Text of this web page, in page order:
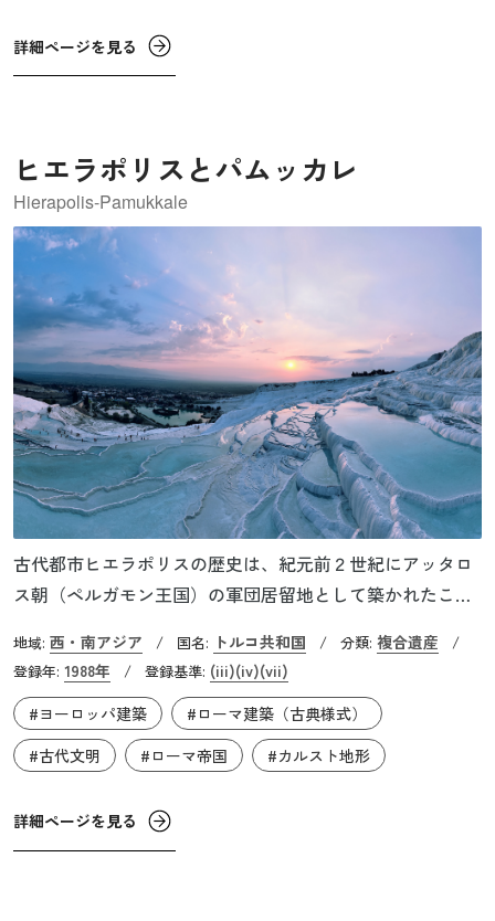
学や生態系学の研究に貢献してきた歴史があり、現在も薬
草の栽培や研究が行われています。
詳細ページを見る
ヒエラポリスとパムッカレ
Hierapolis-Pamukkale
古代都市ヒエラポリスの歴史は、紀元前２世紀にアッタロ
ス朝（ペルガモン王国）の軍団居留地として築かれたこと
エラポリスは、やがて温泉街として栄えるようになり、古
代ローマに割譲されたのちに繁栄のピークを迎えます。劇
場や浴場、凱旋門といったローマを象徴する建造物や、初
期キリスト教建築である八角形の聖堂（マルティリウム）
を現在も観ることができます。
地域: 西・南アジア / 国名: トルコ共和国 / 分類: 複合遺産
/
登録年: 1988年 / 登録基準: (iii)(iv)(vii)
#ヨーロッパ建築
#ローマ建築（古典様式）
#古代文明
#ローマ帝国 #カルスト地形
詳細ページを見る